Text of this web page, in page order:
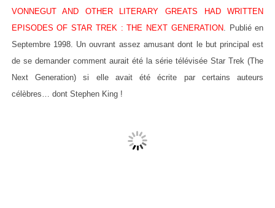
VONNEGUT AND OTHER LITERARY GREATS HAD WRITTEN
EPISODES OF STAR TREK : THE NEXT GENERATION. Publié en
Septembre 1998. Un ouvrant assez amusant dont le but principal est
de se demander comment aurait été la série télévisée Star Trek (The
Next Generation) si elle avait été écrite par certains auteurs
célèbres… dont Stephen King !